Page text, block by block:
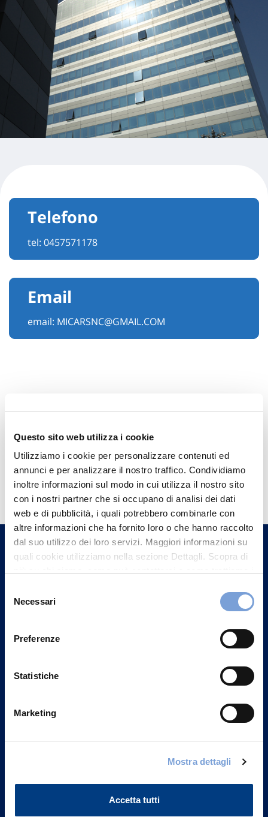
Questo sito web utilizza i cookie
Utilizziamo i cookie per personalizzare contenuti ed
annunci e per analizzare il nostro traffico. Condividiamo
inoltre informazioni sul modo in cui utilizza il nostro sito
con i nostri partner che si occupano di analisi dei dati
web e di pubblicità, i quali potrebbero combinarle con
altre informazioni che ha fornito loro o che hanno raccolto
dal suo utilizzo dei loro servizi. Maggiori informazioni su
quali cookie utilizziamo nella sezione Dettagli. Scopra di
può trovare nel footer del sito nella sezione "Informativa
delNecessari
Preferenze
Statistiche
Marketing
Mostra dettagli
Accetta tutti
Telefono
tel: 0457571178
Email
email: MICARSNC@GMAIL.COM
Hai bisogno di
informazioni?
Trova l'Agenzia più vicina a te e parla con
un nostro Agente.